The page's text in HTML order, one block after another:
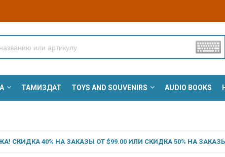
ТАМИЗДАТ TOYS AND SOUVENIRS AUDIO BOOKS
СКИДКА 40% НА ЗАКАЗЫ ОТ $99.00 ИЛИ СКИДКА 50% НА ЗАКАЗЫ